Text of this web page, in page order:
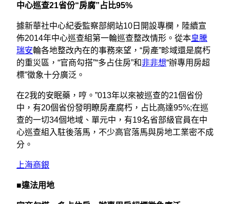
中心巡查21省份“房腐”占比95%
據新華社中心紀委監察部網站10日開設專欄，陸續宣
佈2014年中心巡查組第一輪巡查整改情形。從本皇騰
瑞安輪各地整改內在的事務來望，“房產”畛域還是腐朽
的重災區，“官商勾搭”“多占住房”和非非想“辦專用房超
標”徵象十分廣泛。
在2我的安眠藥，哼。”013年以來被巡查的21個省份
中，有20個省份發明瞭房產腐朽，占比高達95%;在巡
查的一切34個地域、單元中，有19名省部級官員在中
心巡查組入駐後落馬，不少高官落馬與房地工業密不成
分。
上海商銀
■違法用地